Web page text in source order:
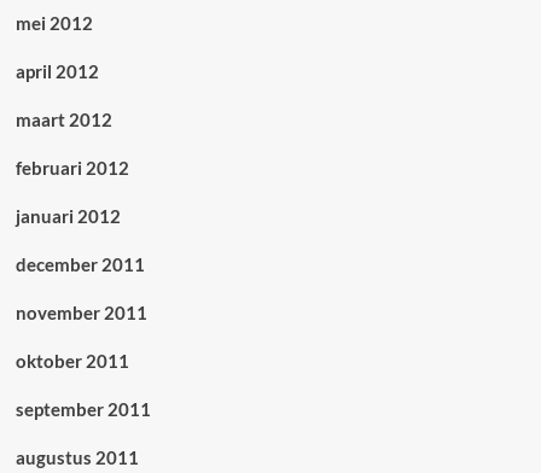
mei 2012
april 2012
maart 2012
februari 2012
januari 2012
december 2011
november 2011
oktober 2011
september 2011
augustus 2011